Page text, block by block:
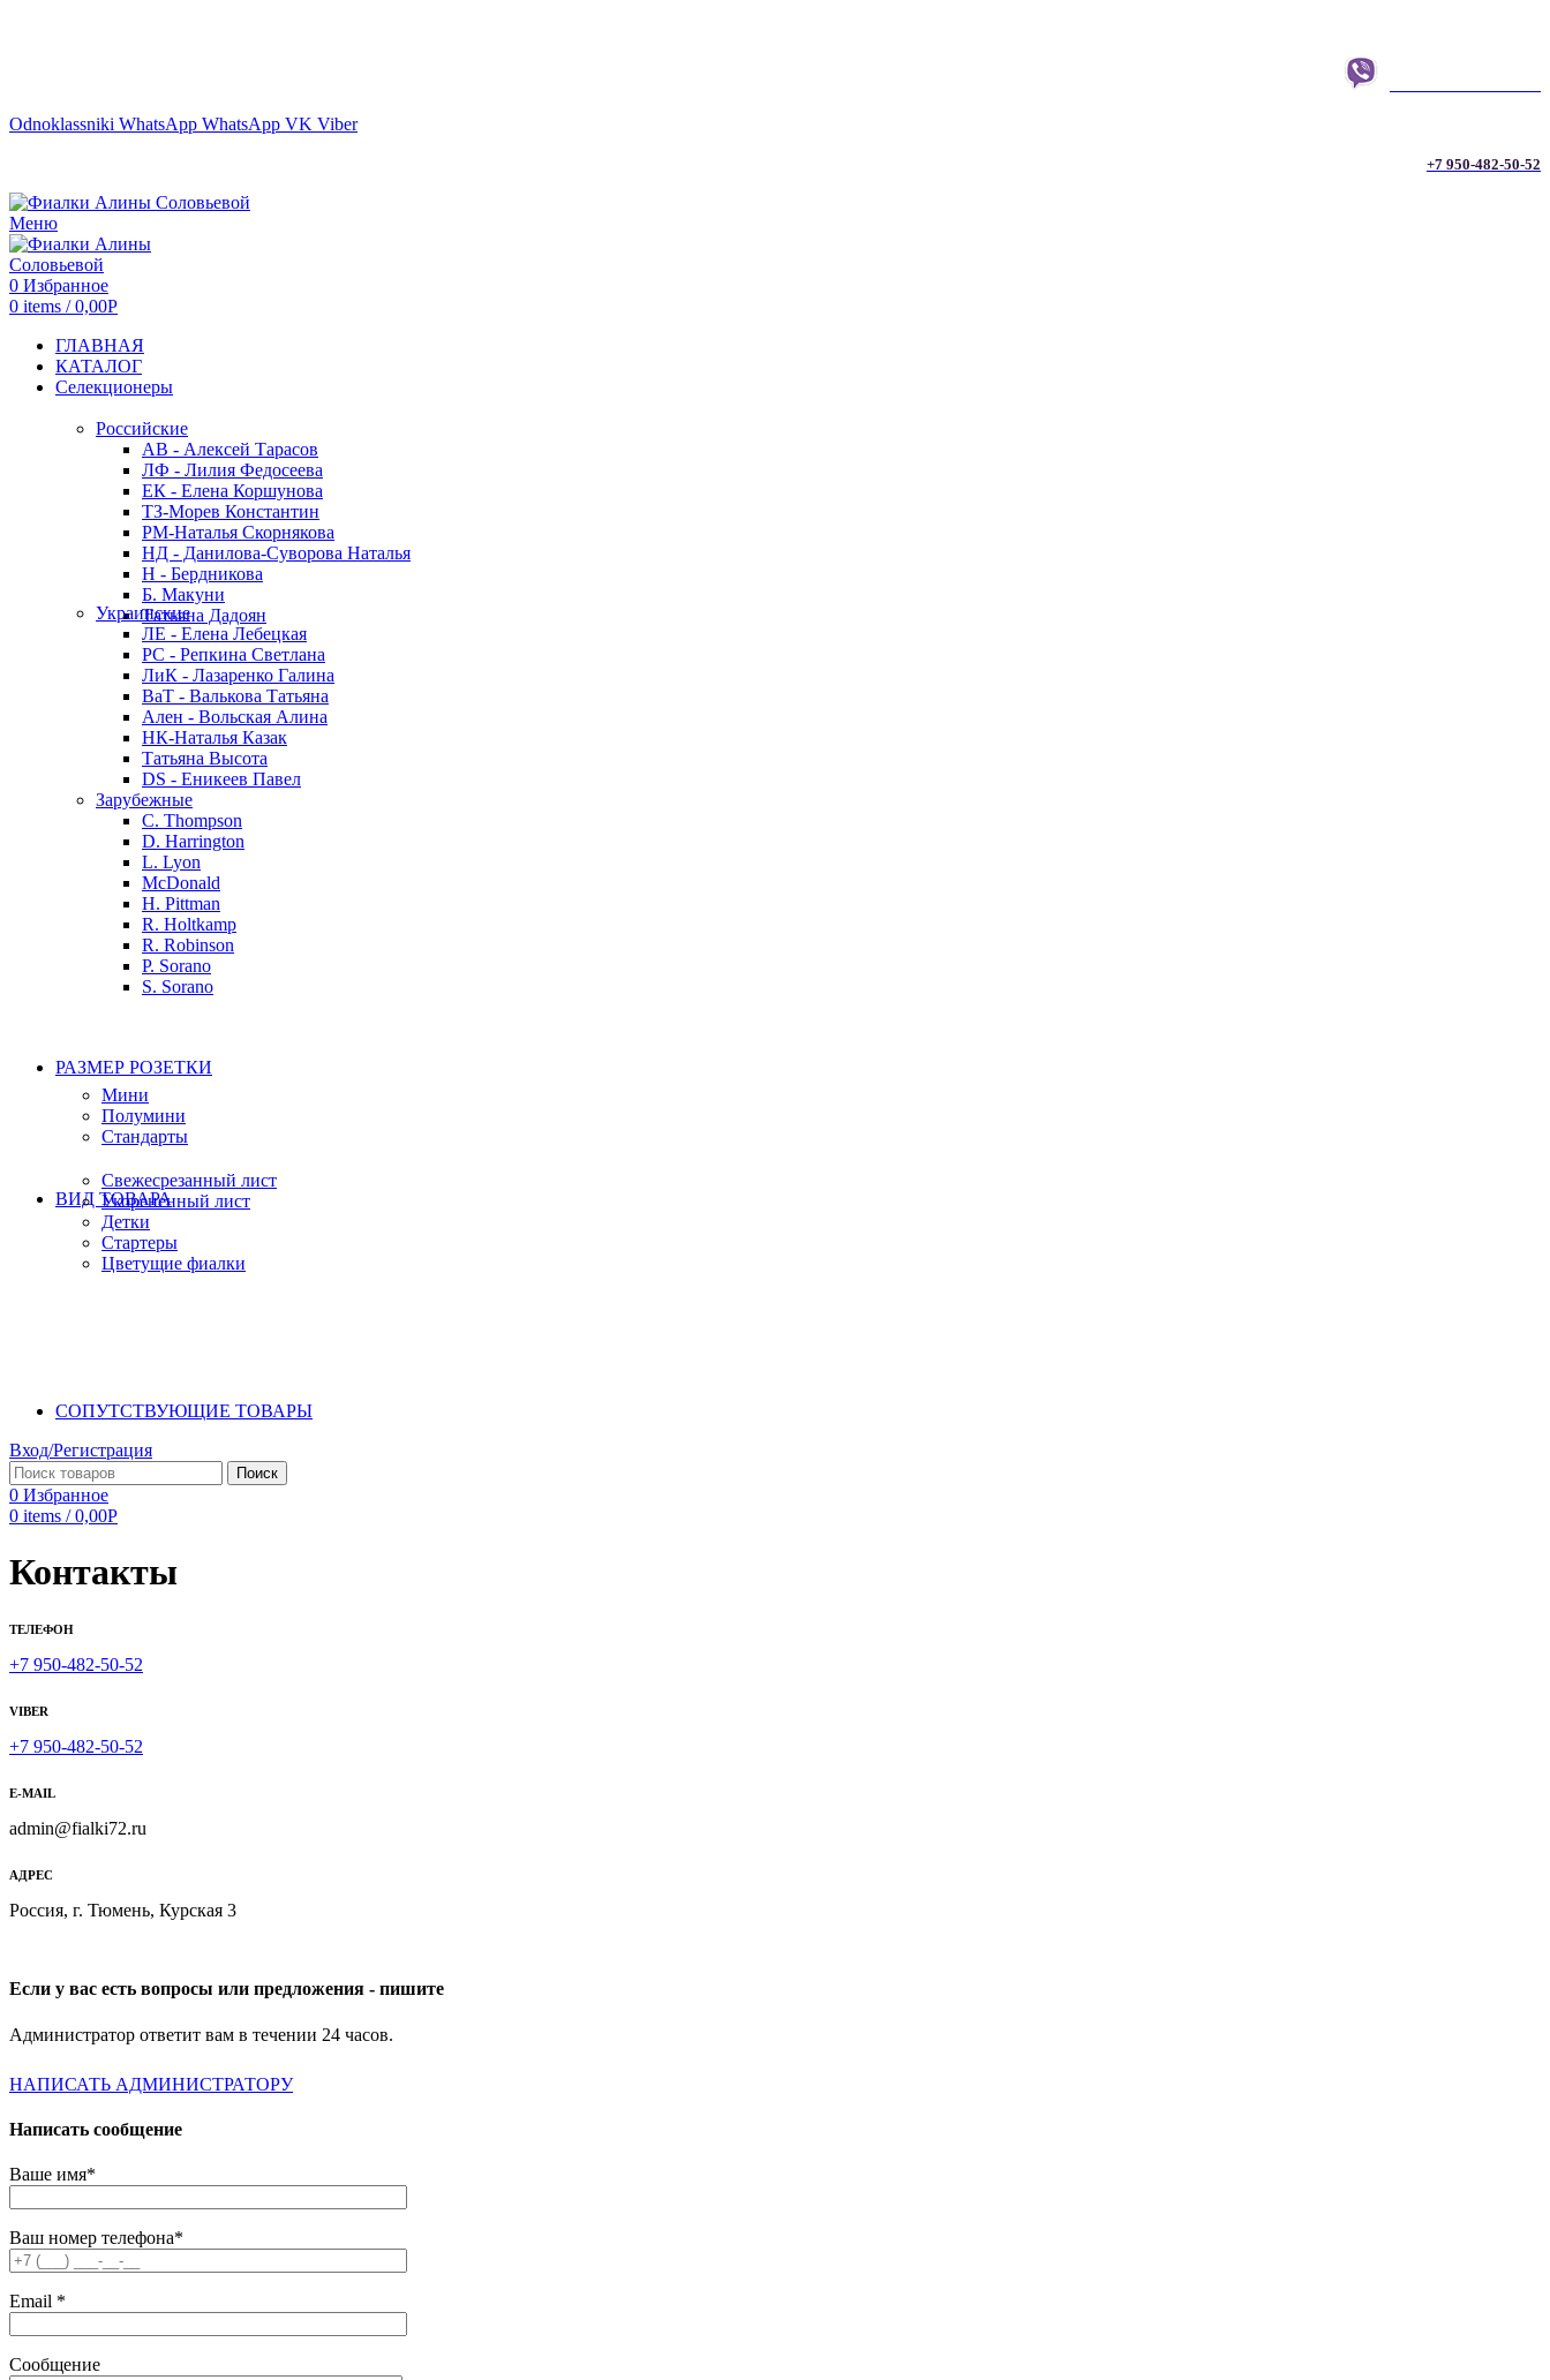
Odnoklassniki WhatsApp WhatsApp VK Viber
+7 950-482-50-52
Меню
0 Избранное
0 items / 0,00Р
ГЛАВНАЯ
КАТАЛОГ
Селекционеры
Российские
АВ - Алексей Тарасов
ЛФ - Лилия Федосеева
ЕК - Елена Коршунова
ТЗ-Морев Константин
РМ-Наталья Скорнякова
НД - Данилова-Суворова Наталья
Н - Бердникова
Б. Макуни
Татьяна Дадоян
Украинские
ЛЕ - Елена Лебецкая
РС - Репкина Светлана
ЛиК - Лазаренко Галина
ВаТ - Валькова Татьяна
Ален - Вольская Алина
НК-Наталья Казак
Татьяна Высота
DS - Еникеев Павел
Зарубежные
C. Thompson
D. Harrington
L. Lyon
McDonald
H. Pittman
R. Holtkamp
R. Robinson
P. Sorano
S. Sorano
РАЗМЕР РОЗЕТКИ
Мини
Полумини
Стандарты
ВИД ТОВАРА
Свежесрезанный лист
Укорененный лист
Детки
Стартеры
Цветущие фиалки
СОПУТСТВУЮЩИЕ ТОВАРЫ
Вход/Регистрация
Поиск
0 Избранное
0 items / 0,00Р
Контакты
ТЕЛЕФОН
+7 950-482-50-52
VIBER
+7 950-482-50-52
E-MAIL
admin@fialki72.ru
АДРЕС
Россия, г. Тюмень, Курская 3
Если у вас есть вопросы или предложения - пишите
Администратор ответит вам в течении 24 часов.
НАПИСАТЬ АДМИНИСТРАТОРУ
Написать сообщение
Ваше имя*
Ваш номер телефона*
Email *
Сообщение